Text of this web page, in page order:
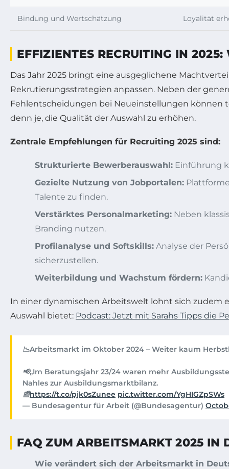
Bindung und Wertschätzung Loyalität
EFFIZIENTES RECRUITING IN
Das Jahr 2025 bringt eine ausgeglichene
Rekrutierungsstrategien anpassen. Neben der
Fehlentscheidungen bei Neueinstellungen können
denn je, die Qualität der Auswahl zu erhöhen.
Zentrale Empfehlungen für Recruiting 2025 sind:
Strukturierte Bewerberauswahl: Einführung
Gezielte Nutzung von Jobportalen:
Talente zu finden.
Verstärktes Personalmarketing: Neben
Branding nutzen.
Profilanalyse und Softskills: Analyse der
sicherzustellen.
Weiterbildung und Wachstum fördern:
In einer dynamischen Arbeitswelt lohnt sich zudem
Auswahl bietet: Podcast: Jetzt mit Sarahs Tipps die
📉Arbeitsmarkt im Oktober 2024 – Weiter kaum
📢„Im Beratungsjahr 23/24 waren mehr
Nahles zur Ausbildungsmarktbilanz.
📰https://t.co/pjk0sZunee pic.twitter.com/YgHIGZpSWs
— Bundesagentur für Arbeit (@Bundesagentur)
FAQ ZUM ARBEITSMARKT 2025 IN
Wie verändert sich der Arbeitsmarkt in